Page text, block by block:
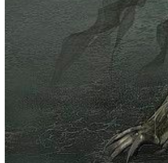
SLOT200 Prediksi
Situs Toto Macau
Togel Online